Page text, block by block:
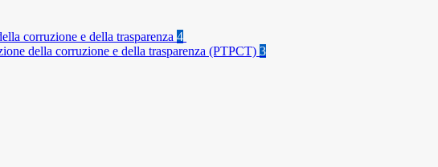
corruzione e della trasparenza 4
della corruzione e della trasparenza (PTPCT) 3